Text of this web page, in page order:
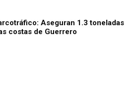
Aseguran 1.3 toneladas
costas de Guerrero